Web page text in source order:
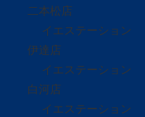
二本松店
イエステーション
伊達店
イエステーション
白河店
イエステーション